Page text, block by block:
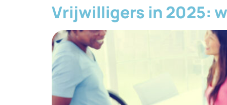
Vrijwilligers in 2025: